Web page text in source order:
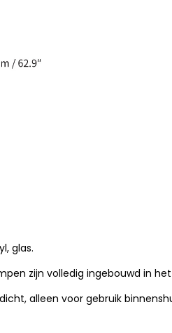
glas.
zijn volledig ingebouwd in
alleen voor gebruik